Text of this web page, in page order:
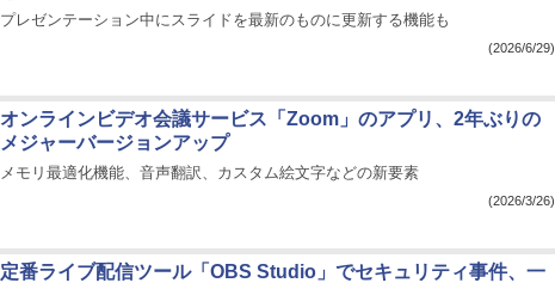
プレゼンテーション中にスライドを最新のものに更新する機能も
(2026/6/29)
オンラインビデオ会議サービス「Zoom」のアプリ、2年ぶりの
メジャーバージョンアップ
メモリ最適化機能、音声翻訳、カスタム絵文字などの新要素
(2026/3/26)
定番ライブ配信ツール「OBS Studio」でセキュリティ事件、一